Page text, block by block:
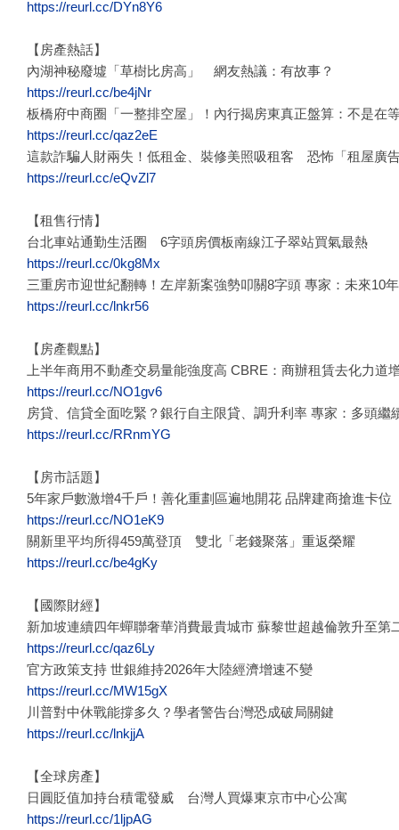
https://reurl.cc/DYn8Y6
【房產熱話】
內湖神秘廢墟「草樹比房高」 網友熱議：有故事？
https://reurl.cc/be4jNr
板橋府中商圈「一整排空屋」！內行揭房東真正盤算：不是在
https://reurl.cc/qaz2eE
這款詐騙人財兩失！低租金、裝修美照吸租客 恐怖「租屋廣
https://reurl.cc/eQvZl7
【租售行情】
台北車站通勤生活圈 6字頭房價板南線江子翠站買氣最熱
https://reurl.cc/0kg8Mx
三重房市迎世紀翻轉！左岸新案強勢叩關8字頭 專家：未來10
https://reurl.cc/lnkr56
【房產觀點】
上半年商用不動產交易量能強度高 CBRE：商辦租賃去化力道
https://reurl.cc/NO1gv6
房貸、信貸全面吃緊？銀行自主限貸、調升利率 專家：多頭繼
https://reurl.cc/RRnmYG
【房市話題】
5年家戶數激增4千戶！善化重劃區遍地開花 品牌建商搶進卡位
https://reurl.cc/NO1eK9
關新里平均所得459萬登頂 雙北「老錢聚落」重返榮耀
https://reurl.cc/be4gKy
【國際財經】
新加坡連續四年蟬聯奢華消費最貴城市 蘇黎世超越倫敦升至第
https://reurl.cc/qaz6Ly
官方政策支持 世銀維持2026年大陸經濟增速不變
https://reurl.cc/MW15gX
川普對中休戰能撐多久？學者警告台灣恐成破局關鍵
https://reurl.cc/lnkjjA
【全球房產】
日圓貶值加持台積電發威 台灣人買爆東京市中心公寓
https://reurl.cc/1ljpAG